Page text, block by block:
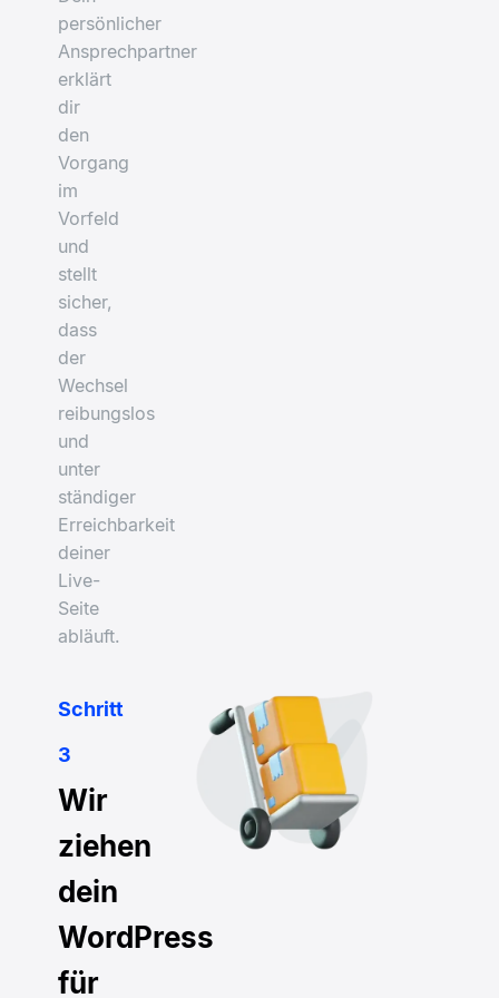
persönlicher
Ansprechpartner
erklärt
dir
den
Vorgang
im
Vorfeld
und
stellt
sicher,
dass
der
Wechsel
reibungslos
und
unter
ständiger
Erreichbarkeit
deiner
Live-
Seite
abläuft.
Schritt
3
Wir
ziehen
dein
WordPress
für